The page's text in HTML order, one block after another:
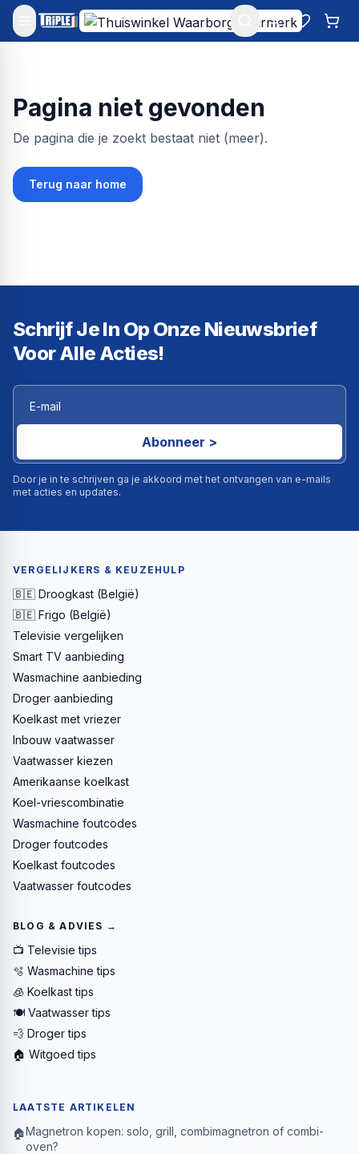
Mijn account
Pagina niet gevonden
De pagina die je zoekt bestaat niet (meer).
Terug naar home
Schrijf Je In Op Onze Nieuwsbrief
Voor Alle Acties!
Abonneer >
Door je in te schrijven ga je akkoord met het ontvangen van e-mails
met acties en updates.
VERGELIJKERS & KEUZEHULP
🇧🇪 Droogkast (België)
🇧🇪 Frigo (België)
Televisie vergelijken
Smart TV aanbieding
Wasmachine aanbieding
Droger aanbieding
Koelkast met vriezer
Inbouw vaatwasser
Vaatwasser kiezen
Amerikaanse koelkast
Koel-vriescombinatie
Wasmachine foutcodes
Droger foutcodes
Koelkast foutcodes
Vaatwasser foutcodes
BLOG & ADVIES →
📺 Televisie tips
🫧 Wasmachine tips
🧊 Koelkast tips
🍽️ Vaatwasser tips
💨 Droger tips
🏠 Witgoed tips
LAATSTE ARTIKELEN
🏠Magnetron kopen: solo, grill, combimagnetron of combi-
oven?